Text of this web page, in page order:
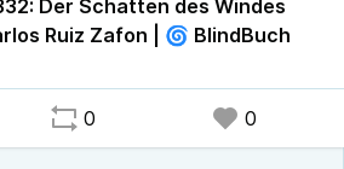
Der Schatten des Windes
Ruiz Zafon | 🌀 BlindBuch
0 0